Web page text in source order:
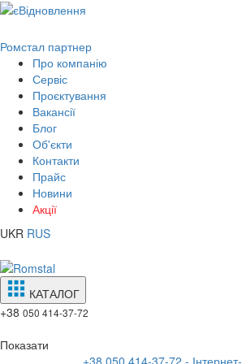
Ромстал партнер
Про компанію
Сервіс
Проєктування
Вакансії
Блог
Об'єкти
Контакти
Прайс
Новини
Акції
UKR RUS
КАТАЛОГ
+38 050 414-37-72
Показати
+38 050 414-37-72 -